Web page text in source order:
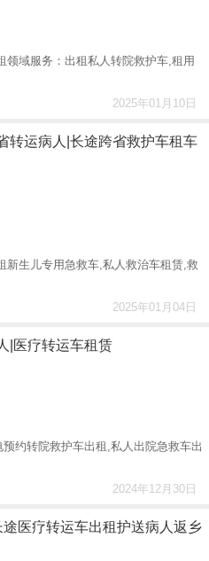
域服务：出租私人转院救护车,租用
2025年01月10日
转运病人|长途跨省救护车租车
新生儿专用急救车,私人救治车租赁,救
2025年01月04日
|医疗转运车租赁
约转院救护车出租,私人出院急救车出
2024年12月30日
医疗转运车出租护送病人返乡